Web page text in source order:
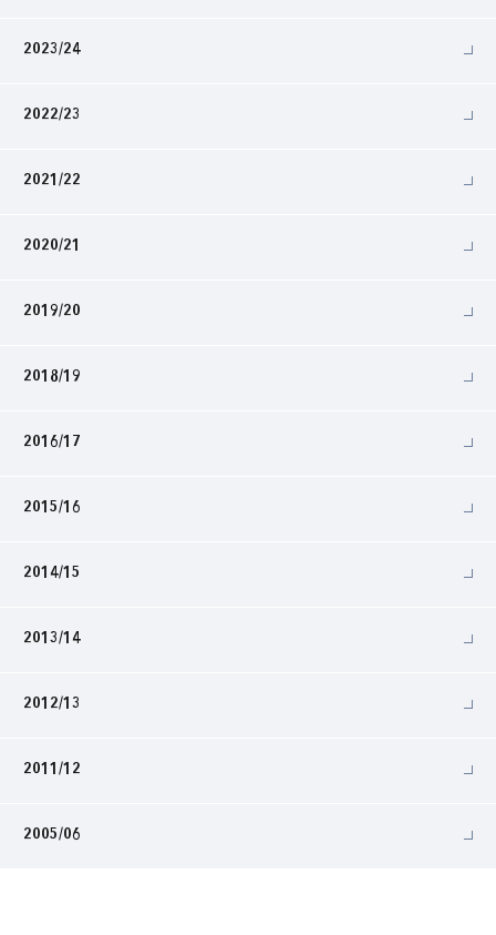
2023/24
2022/23
2021/22
2020/21
2019/20
2018/19
2016/17
2015/16
2014/15
2013/14
2012/13
2011/12
2005/06